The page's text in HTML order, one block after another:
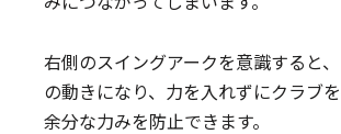
右側のスイングアークを意識すると
の動きになり、力を入れずにクラブを
余分な力みを防止できます。